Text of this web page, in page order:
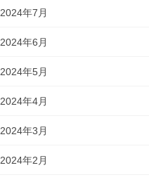
2024年7月
2024年6月
2024年5月
2024年4月
2024年3月
2024年2月